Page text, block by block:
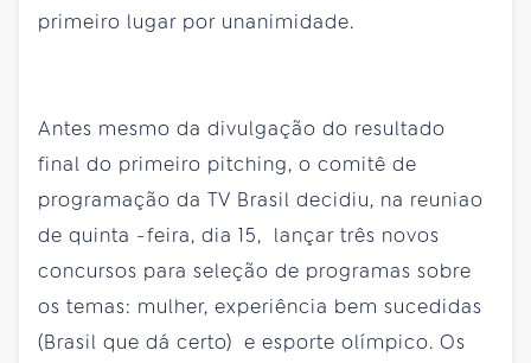
primeiro lugar por unanimidade.
Antes mesmo da divulgação do resultado
final do primeiro pitching, o comitê de
programação da TV Brasil decidiu, na reuniao
de quinta -feira, dia 15, lançar três novos
concursos para seleção de programas sobre
os temas: mulher, experiência bem sucedidas
(Brasil que dá certo) e esporte olímpico. Os